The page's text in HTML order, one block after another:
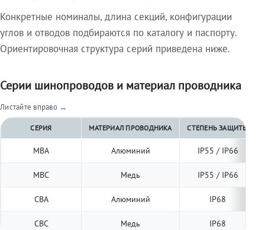
Конкретные номиналы, длина секций, конфигурации
углов и отводов подбираются по каталогу и паспорту.
Ориентировочная структура серий приведена ниже.
Серии шинопроводов и материал проводника
Листайте вправо →
СЕРИЯ МАТЕРИАЛ ПРОВОДНИКА СТЕПЕНЬ ЗАЩИТЫ
МВА Алюминий IP55 / IP66
МВС Медь IP55 / IP66
СВА Алюминий IP68
СВС Медь IP68